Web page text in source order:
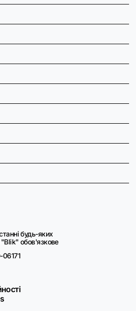
будь-яких
"Blik" обов'язкове
06171